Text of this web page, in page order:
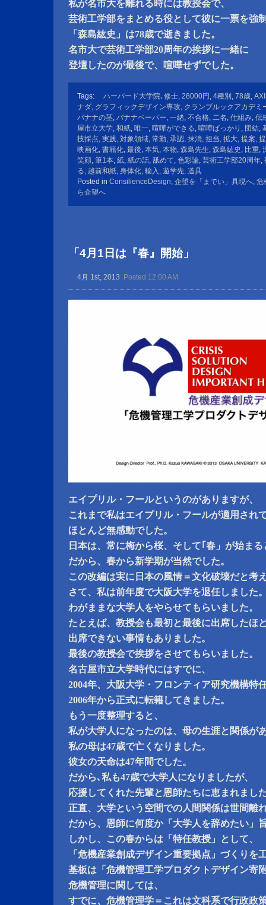
私が名市大を離れる時には教授会で、
芸術工学部をまとめる役として彼に一票を強
「森島紘史」は78歳で逝きました。
名市大で芸術工学部20周年の挨拶に一緒に
登壇したのが最後で、喧嘩せずでした。
Tags: ハーバード大学院､修士, 28000円 , 4種別 , 78歳,
ナダ, グラフィックデザイン専攻, クランブルックアカデミ
バナナの茎, バナナペーパー, 一緒, 不合格, 二名 , 仕組み, 伝
屋市立大学, 和紙, 唯一, 喧嘩ができる, 喧嘩ばっかり , 団結,
技採点, 実践, 対象領域, 常勤, 承認, 抹消, 担当, 拡大, 提案,
映画化, 書籍化, 最後, 本気, 本物, 森島先生, 森島紘史 , 比重,
笑顔, 筆1本, 紙, 紙の話, 舐めて, 色彩論, 芸術工学部20周年,
る, 越前和紙, 身体化, 輸入 , 遊学先, 道具
Posted in ConsilienceDesign, 企望を「までい」具現へ, 危
ら企望へ
「4月1日は『春』開始」
4月 1st, 2013 Posted 12:00 AM
エイプリル・フールというのがありますが、
これまで私はエイプリル・フールが適用され
ほとんど無感動でした。
日本は、常に梅から桜、そして｢春」が始ま
だから、春から新学期が当然でした。
この改編は実に日本の風情＝文化破壊だと考
さて、私は前年度で大阪大学を退任しました
わがままな大学人をやらせてもらいました。
たとえば、教授会も最初と最後に出席したほ
出席できない事情もありました。
最後の教授会で挨拶をさせてもらいました。
名古屋市立大学時代にはすでに、
2004年、大阪大学・フロンティア研究機構特
2006年から正式に転籍してきました。
もう一度整理すると、
私が大学人になったのは、母の生涯と関係が
私の母は47歳で亡くなりました。
彼女の天命は47年間でした。
だから､私も47歳で大学人になりましたが、
応援してくれた先輩と恩師たちに恵まれまし
正直、大学という空間での人間関係は世間離
だから、恩師に何度か「大学人を辞めたい」
しかし、この春からは「特任教授」として、
「危機産業創成デザイン重要拠点」づくりを
基板は「危機管理工学プロダクトデザイン寄
危機管理に関しては、
すでに、危機管理学＝これは文科系で行政政